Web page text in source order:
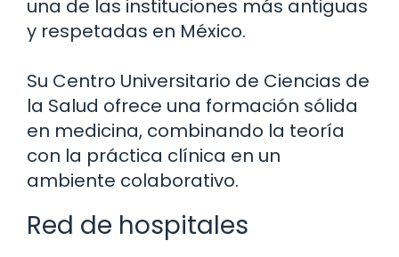
una de las instituciones más antiguas
y respetadas en México.
Su Centro Universitario de Ciencias de
la Salud ofrece una formación sólida
en medicina, combinando la teoría
con la práctica clínica en un
ambiente colaborativo.
Red de hospitales